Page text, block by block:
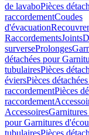
de lavaboPièces
raccordementCoudes
d'évacuation
RaccordementsJoints
surverseProlonges
détachées pour
tubulairesPièces
éviersPièces
raccordementPièces
raccordement
Accessoires
pour Garnitures
tubulairesPièces